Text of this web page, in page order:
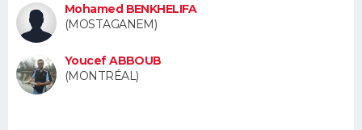
Dictionnaire
Biographies
Citations
Expressions
Proverbes
PROGRAMME TV
COPAINS D'AVANT
Mohamed BENKHELIFA
(MOSTAGANEM)
Youcef ABBOUB
(MONTRÉAL)